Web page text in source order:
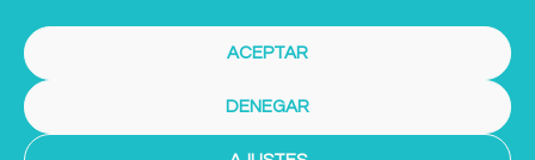
ACEPTAR
DENEGAR
Solicita una plaza